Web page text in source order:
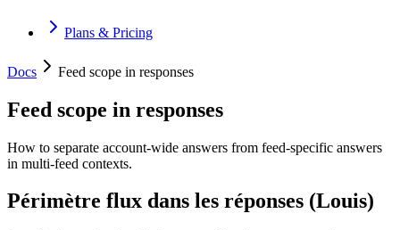
Plans & Pricing
Docs Feed scope in responses
Feed scope in responses
How to separate account-wide answers from feed-specific answers
in multi-feed contexts.
Périmètre flux dans les réponses (Louis)